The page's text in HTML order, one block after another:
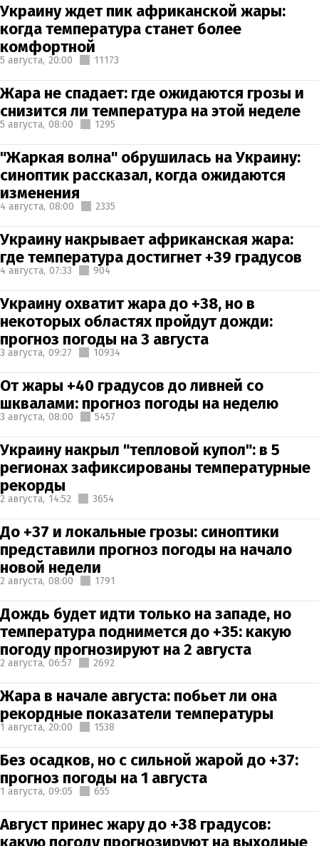
Украину ждет пик африканской жары:
когда температура станет более
комфортной
5 августа, 20:00 11173
Жара не спадает: где ожидаются грозы и
снизится ли температура на этой неделе
5 августа, 08:00 1295
"Жаркая волна" обрушилась на Украину:
синоптик рассказал, когда ожидаются
изменения
4 августа, 08:00 2335
Украину накрывает африканская жара:
где температура достигнет +39 градусов
4 августа, 07:33 904
Украину охватит жара до +38, но в
некоторых областях пройдут дожди:
прогноз погоды на 3 августа
3 августа, 09:27 10934
От жары +40 градусов до ливней со
шквалами: прогноз погоды на неделю
3 августа, 08:00 5457
Украину накрыл "тепловой купол": в 5
регионах зафиксированы температурные
рекорды
2 августа, 14:52 3654
До +37 и локальные грозы: синоптики
представили прогноз погоды на начало
новой недели
2 августа, 08:00 1791
Дождь будет идти только на западе, но
температура поднимется до +35: какую
погоду прогнозируют на 2 августа
2 августа, 06:57 2692
Жара в начале августа: побьет ли она
рекордные показатели температуры
1 августа, 20:00 1538
Без осадков, но с сильной жарой до +37:
прогноз погоды на 1 августа
1 августа, 09:05 655
Август принес жару до +38 градусов:
какую погоду прогнозируют на выходные